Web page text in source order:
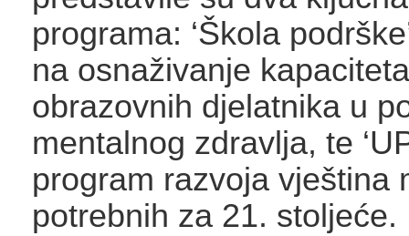
programa: ‘Škola
na osnaživanje
obrazovnih djelatnika u
mentalnog zdravlja, te
program razvoja vještina
potrebnih za 21. stoljeće.